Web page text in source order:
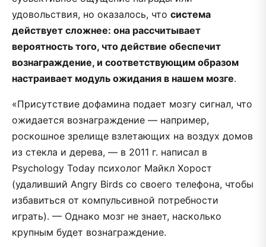
удовольствия, но оказалось, что система
действует сложнее: она рассчитывает
вероятность того, что действие обеспечит
вознаграждение, и соответствующим образом
настраивает модуль ожидания в нашем мозге.
«Присутствие дофамина подает мозгу сигнал, что
ожидается вознаграждение — например,
роскошное зрелище взлетающих на воздух домов
из стекла и дерева, — в 2011 г. написал в
Psychology Today психолог Майкл Хорост
(удаливший Angry Birds со своего телефона, чтобы
избавиться от компульсивной потребности
играть). — Однако мозг не знает, насколько
крупным будет вознаграждение.